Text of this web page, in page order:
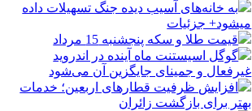
به خانه‌های آسیب دیده جنگ تسهیلات داده
میشود+ جزئیات
قیمت طلا و سکه پنجشنبه 15 مرداد
گوگل اسیستنت ماه آینده در اندروید
غیرفعال و جمینای جایگزین آن می‌شود
افزایش ظرفیت قطارهای اربعین؛ خدمات
بهتر برای بازگشت زائران